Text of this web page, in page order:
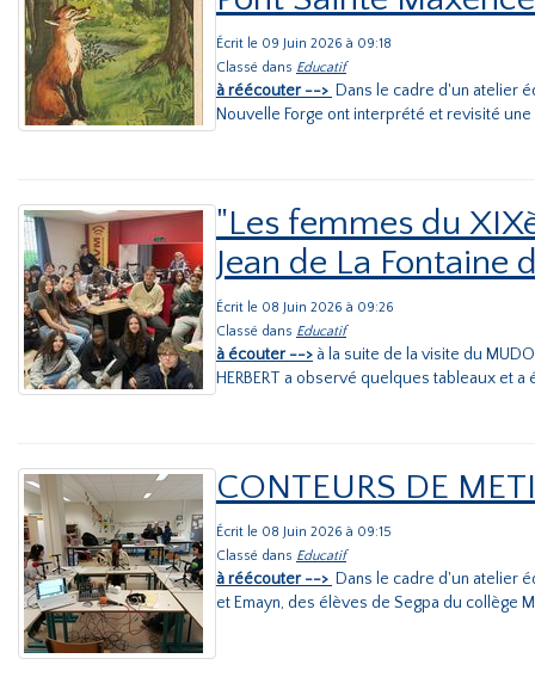
Écrit le 09 Juin 2026 à 09:18
Classé dans Educatif
à réécouter --> Dans le cadre d'un atelier
Nouvelle Forge ont interprété et revisité une
"Les femmes du
Jean de La
Écrit le 08 Juin 2026 à 09:26
Classé dans Educatif
à écouter --> à la suite de la visite du
HERBERT a observé quelques tableaux et
CONTEURS DE
Écrit le 08 Juin 2026 à 09:15
Classé dans Educatif
à réécouter --> Dans le cadre d'un atelier
et Emayn, des élèves de Segpa du collège